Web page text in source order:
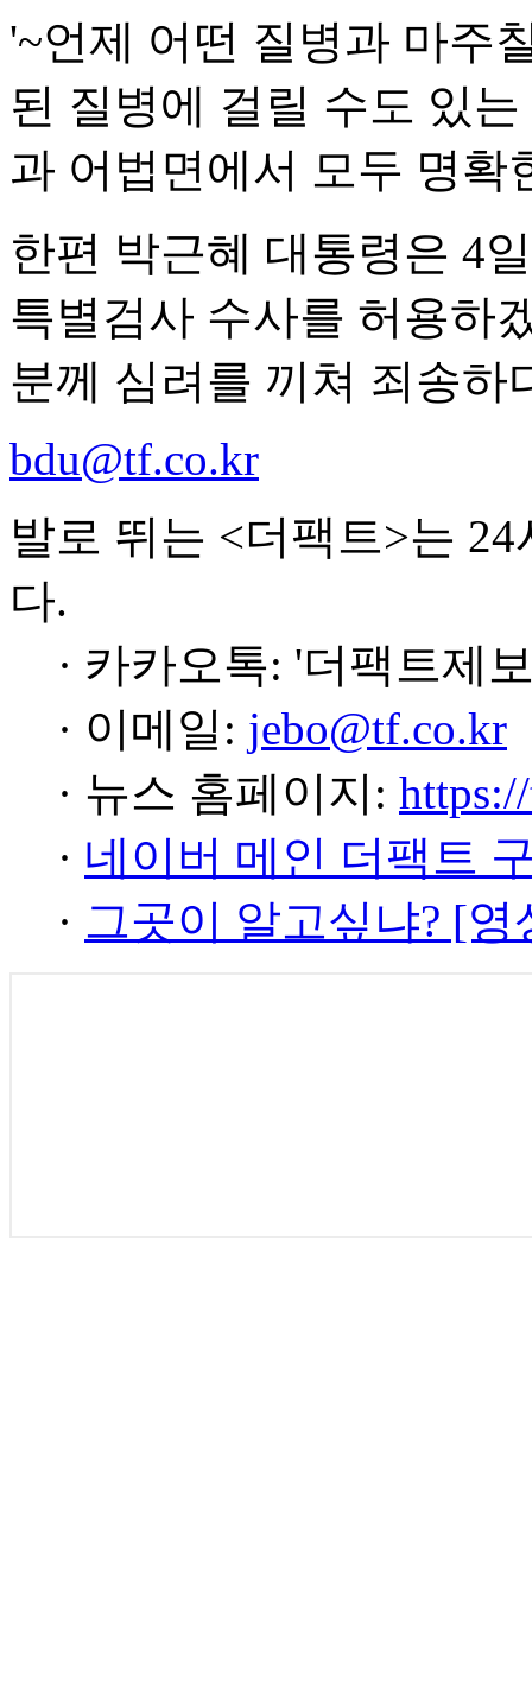
'~언제 어떤 질병과 마주
된 질병에 걸릴 수도 있
과 어법면에서 모두 명확
한편 박근혜 대통령은 4
특별검사 수사를 허용하
분께 심려를 끼쳐 죄송하
bdu@tf.co.kr
발로 뛰는 <더팩트>는
다.
· 카카오톡: '더팩트제
· 이메일: jebo@tf.co.kr
· 뉴스 홈페이지:
· 네이버 메인 더팩트
· 그곳이 알고싶냐? [